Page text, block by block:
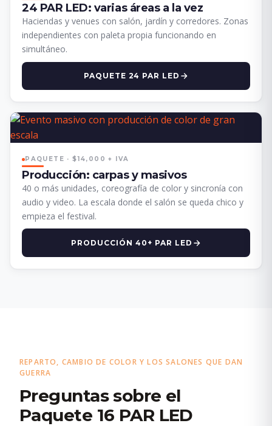
24 PAR LED: varias áreas a la vez
Haciendas y venues con salón, jardín y corredores. Zonas
independientes con paleta propia funcionando en
simultáneo.
PAQUETE 24 PAR LED
PAQUETE · $14,000 + IVA
Producción: carpas y masivos
40 o más unidades, coreografía de color y sincronía con
audio y video. La escala donde el salón se queda chico y
empieza el festival.
PRODUCCIÓN 40+ PAR LED
REPARTO, CAMBIO DE COLOR Y LOS SALONES QUE DAN
GUERRA
Preguntas sobre el
Paquete 16 PAR LED